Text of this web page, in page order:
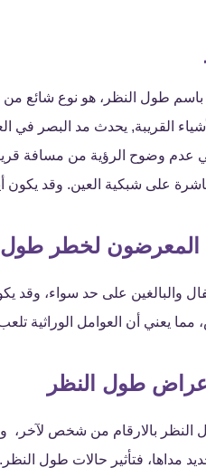
باسم طول النظر، هو نوع شائع
القريبة, يحدث مد البصر
عدم وضوح الرؤية من مسافة
على شبكية العين. وقد يكون
لخطر طول
والبالغين على حد سواء، وقد
مما يعني أن العوامل الوراثية
طول النظر
بالارقام من شخص لآخر،
مداها، فتأثير حالات طول النظر.